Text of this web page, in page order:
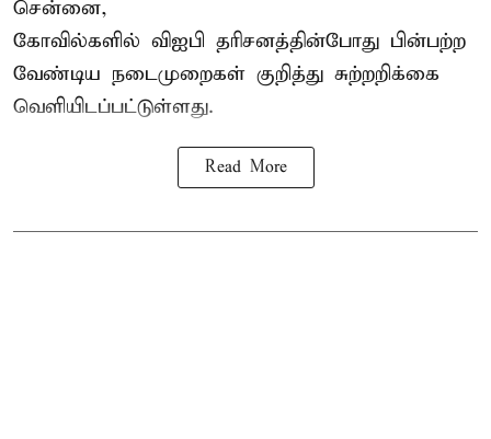
சென்னை,
கோவில்களில் விஐபி தரிசனத்தின்போது பின்பற்ற
வேண்டிய நடைமுறைகள் குறித்து சுற்றறிக்கை
வெளியிடப்பட்டுள்ளது.
Read More